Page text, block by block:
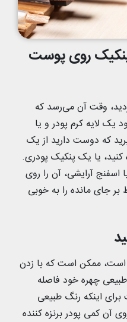
پنکیک روی پوست
وقت آن می‌رسد که
لایه کرم پودر و یا
که دوست دارید از یک
کنید، یا یک پنکیک پودری.
آرایشی، آن را روی
جای مانده را به خوبی
ممکن است که با زدن
چهره خود فاصله
اینکه رنگ طبیعی
کمی پودر برنزه کننده